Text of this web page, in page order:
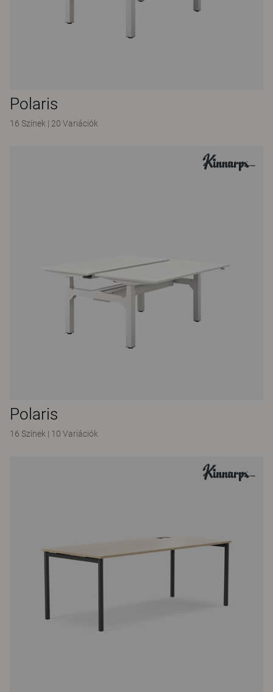
Polaris
16 Színek | 20 Variációk
Polaris
16 Színek | 10 Variációk